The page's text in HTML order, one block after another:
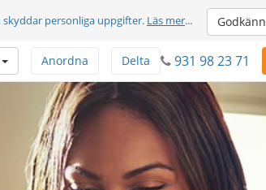
personliga uppgifter. Läs mer... Godkänn
931 98 23 71
Delta
Anordna